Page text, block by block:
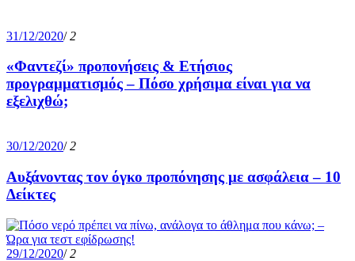
31/12/2020/ 2
«Φαντεζί» προπονήσεις & Ετήσιος
προγραμματισμός – Πόσο χρήσιμα είναι για να
εξελιχθώ;
30/12/2020/ 2
Αυξάνοντας τον όγκο προπόνησης με ασφάλεια – 10
Δείκτες
29/12/2020/ 2